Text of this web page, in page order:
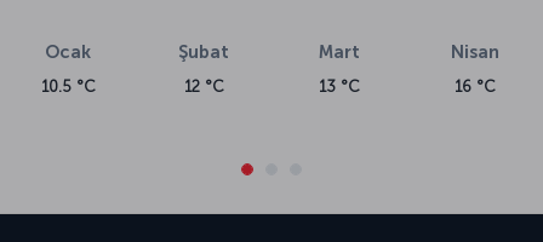
uçak bileti kâfi! Dalaman uçak bileti fiyatları ve Dalaman uçuşu için
ihtiyacınız olan tüm detaylara, içinde bulunduğunuz sayfanın yanı sıra
1981 yılında hizmete giren Dalaman Havalimanı (DLM), ilçe merkezinin
Ocak
10.5 °C
Şubat
12 °C
Mart
13 °C
Nisan
16 °C